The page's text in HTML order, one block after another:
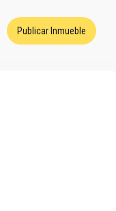
Publicar Inmueble